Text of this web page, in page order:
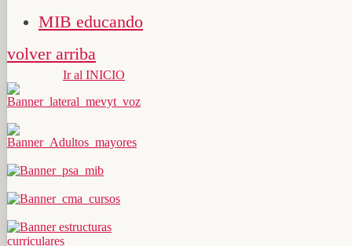
MIB educando
volver arriba
Ir al INICIO